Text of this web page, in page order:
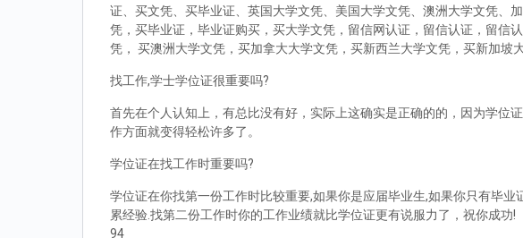
证、买文凭、买毕业证、英国大学文凭、美国大学文凭、澳洲大学文凭、
凭，买毕业证，毕业证购买，买大学文凭，留信网认证，留信认证，留信
凭， 买澳洲大学文凭，买加拿大大学文凭，买新西兰大学文凭，买新加坡
找工作,学士学位证很重要吗?
首先在个人认知上，有总比没有好，实际上这确实是正确的的，因为学位
作方面就变得轻松许多了。
学位证在找工作时重要吗?
学位证在你找第一份工作时比较重要,如果你是应届毕业生,如果你只有毕
累经验.找第二份工作时你的工作业绩就比学位证更有说服力了，祝你成功!
94